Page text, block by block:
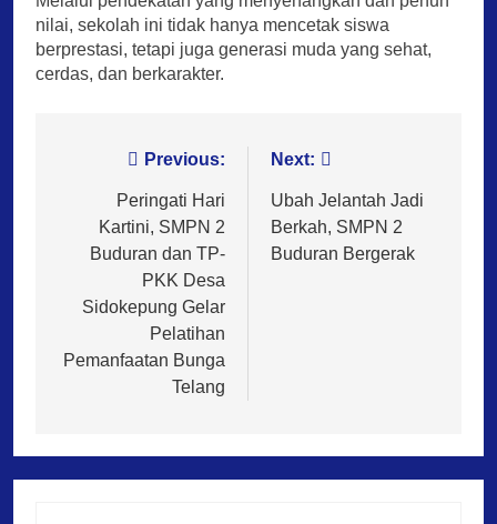
nilai, sekolah ini tidak hanya mencetak siswa
berprestasi, tetapi juga generasi muda yang sehat,
cerdas, dan berkarakter.
navigation
Previous:
Peringati Hari
Kartini, SMPN 2
Buduran dan TP-
PKK Desa
Sidokepung Gelar
Pelatihan
Pemanfaatan Bunga
Telang
Next:
Ubah Jelantah Jadi
Berkah, SMPN 2
Buduran Bergerak